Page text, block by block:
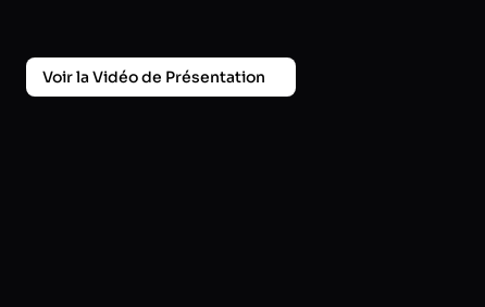
Voir la Vidéo de Présentation